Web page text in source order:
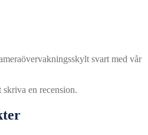
svart med vår
skriva en recension.